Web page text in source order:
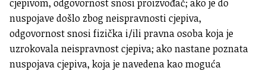
cjepivom, odgovornost snosi proizvođač; ako je do
nuspojave došlo zbog neispravnosti cjepiva,
odgovornost snosi fizička i/ili pravna osoba koja je
uzrokovala neispravnost cjepiva; ako nastane poznata
nuspojava cjepiva, koja je navedena kao moguća